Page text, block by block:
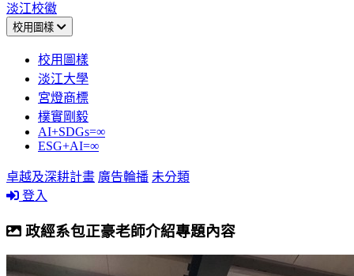
淡江校徽
校用圖樣
校用圖樣
淡江大學
宮燈商標
樸實剛毅
AI+SDGs=∞
ESG+AI=∞
卓越及深耕計畫 廣告輪播 未分類
登入
政經系包正豪老師介紹專題內容